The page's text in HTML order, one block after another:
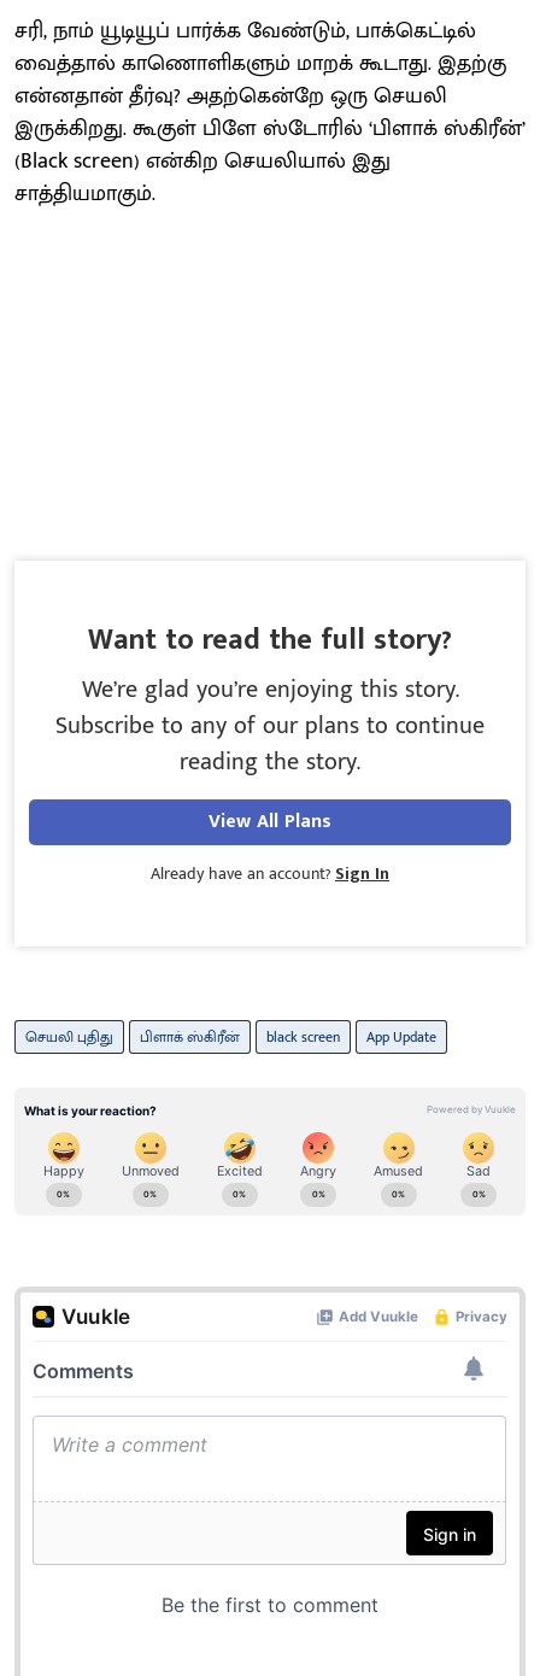
சரி, நாம் யூடியூப் பார்க்க வேண்டும், பாக்கெட்டில்
வைத்தால் காணொளிகளும் மாறக் கூடாது. இதற்கு
என்னதான் தீர்வு? அதற்கென்றே ஒரு செயலி
இருக்கிறது. கூகுள் பிளே ஸ்டோரில் ‘பிளாக் ஸ்கிரீன்’
(Black screen) என்கிற செயலியால் இது
சாத்தியமாகும்.
Want to read the full story?
We’re glad you’re enjoying this story.
Subscribe to any of our plans to continue
reading the story.
View All Plans
Already have an account? Sign In
செயலி புதிது பிளாக் ஸ்கிரீன் black screen App Update